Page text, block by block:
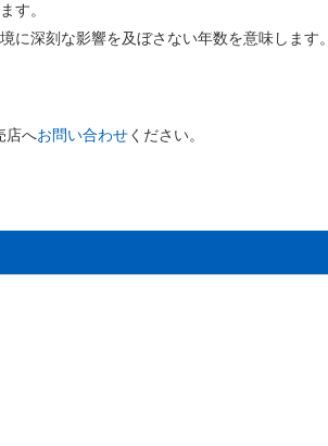
す。
に深刻な影響を及ぼさない年数を意味します。
店へお問い合わせください。